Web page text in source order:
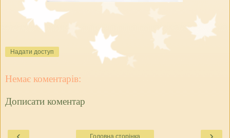
Надати доступ
Немає коментарів:
Дописати коментар
Головна сторінка